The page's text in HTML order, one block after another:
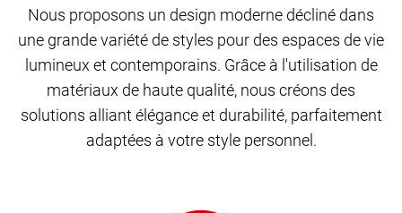
Nous proposons un design moderne décliné dans
une grande variété de styles pour des espaces de vie
lumineux et contemporains. Grâce à l'utilisation de
matériaux de haute qualité, nous créons des
solutions alliant élégance et durabilité, parfaitement
adaptées à votre style personnel.